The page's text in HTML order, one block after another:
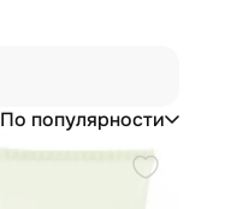
По популярности